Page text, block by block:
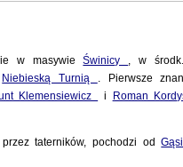
w masywieŚwinicy , w
Niebieską Turnią . Pierwsze
Klemensiewicz i Roman
przez taterników, pochodzi od